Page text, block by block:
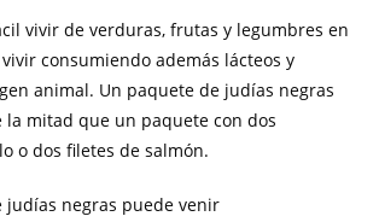
vivir de verduras, frutas y legumbres en
consumiendo además lácteos y
animal. Un paquete de judías negras
la mitad que un paquete con dos
o dos filetes de salmón.
judías negras puede venir